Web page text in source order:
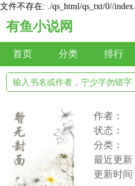
文件不存在: ./qs_html/qs_txt/0//
有鱼小说网
首页 分类 排行
作者：
状态：
分类：
最近更新
更新时间